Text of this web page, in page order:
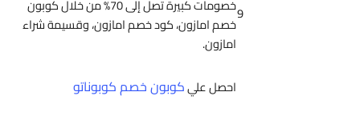
خصومات كبيرة تصل إلى 70% من خلال كوبون
خصم امازون، كود خصم امازون، وقسيمة شراء
امازون.
احصل عليكوبون خصم كوبوناتو